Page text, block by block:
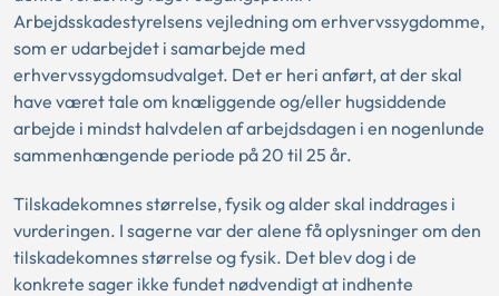
Arbejdsskadestyrelsens vejledning om erhvervssygdomme,
som er udarbejdet i samarbejde med
erhvervssygdomsudvalget. Det er heri anført, at der skal
have været tale om knæliggende og/eller hugsiddende
arbejde i mindst halvdelen af arbejdsdagen i en nogenlunde
sammenhængende periode på 20 til 25 år.
Tilskadekomnes størrelse, fysik og alder skal inddrages i
vurderingen. I sagerne var der alene få oplysninger om den
tilskadekomnes størrelse og fysik. Det blev dog i de
konkrete sager ikke fundet nødvendigt at indhente